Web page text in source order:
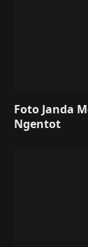
Foto Janda
Ngentot